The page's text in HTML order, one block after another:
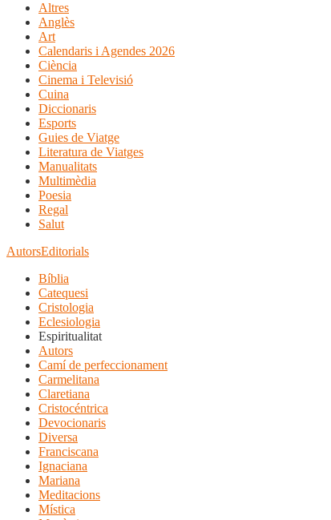
Altres
Anglès
Art
Calendaris i Agendes 2026
Ciència
Cinema i Televisió
Cuina
Diccionaris
Esports
Guies de Viatge
Literatura de Viatges
Manualitats
Multimèdia
Poesia
Regal
Salut
AutorsEditorials
Bíblia
Catequesi
Cristologia
Eclesiologia
Espiritualitat
Autors
Camí de perfeccionament
Carmelitana
Claretiana
Cristocéntrica
Devocionaris
Diversa
Franciscana
Ignaciana
Mariana
Meditacions
Mística